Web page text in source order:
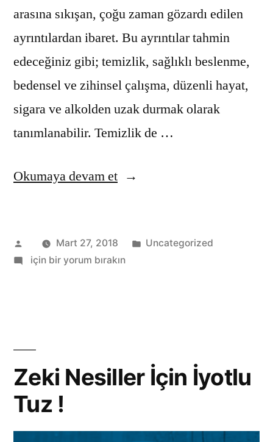
arasına sıkışan, çoğu zaman gözardı edilen
ayrıntılardan ibaret. Bu ayrıntılar tahmin
edeceğiniz gibi; temizlik, sağlıklı beslenme,
bedensel ve zihinsel çalışma, düzenli hayat,
sigara ve alkolden uzak durmak olarak
tanımlanabilir. Temizlik de …
Okumaya devam et“Kişisel
Gönderen:Mart 27, 2018 Kategori:
Uncategorized
Kişisel
için bir yorum bırakın
Zeki Nesiller İçin İyotlu
Tuz !